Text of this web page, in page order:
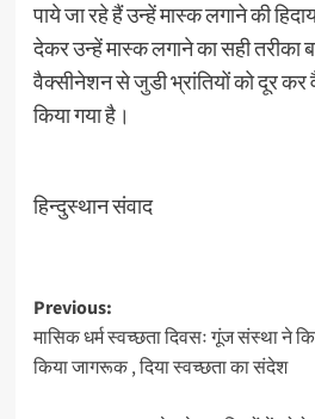
पाये जा रहे हैं उन्हें मास्क लगाने की
देकर उन्हें मास्क लगाने का सही तरीका
वैक्सीनेशन से जुडी भ्रांतियों को दूर
किया गया है।
हिन्दुस्थान संवाद
Post
navigation
Previous:
मासिक धर्म स्वच्छता दिवसः गूंज संस्था ने
किया जागरूक , दिया स्वच्छता का संदेश